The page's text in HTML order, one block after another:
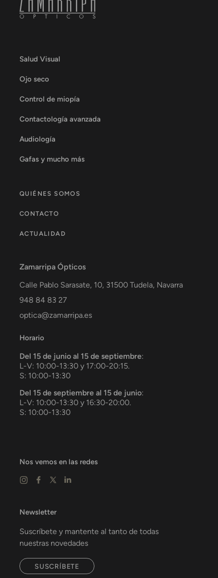
Salud Visual
Ojo seco
Control de miopía
Contactología avanzada
Audiología
Gafas y mucho más
QUIÉNES SOMOS
CONTACTO
ACTUALIDAD
Zamarripa Ópticos
Calle Pablo Sarasate, 10, 31500 Tudela, Navarra
948 84 83 27
optica@zamarripa.es
Horario
Del 15 de junio al 15 de septiembre:
L-V: 10:00-13:30 y 17:00-20:15.
S: 10:00-13:30
Del 15 de septiembre al 15 de junio:
L-V: 10:00-13:30 y 16:30-20:00.
S: 10:00-13:30
Nos vemos en las redes
Newsletter
Suscríbete y mantente al tanto de todas
nuestras novedades
SUSCRÍBETE